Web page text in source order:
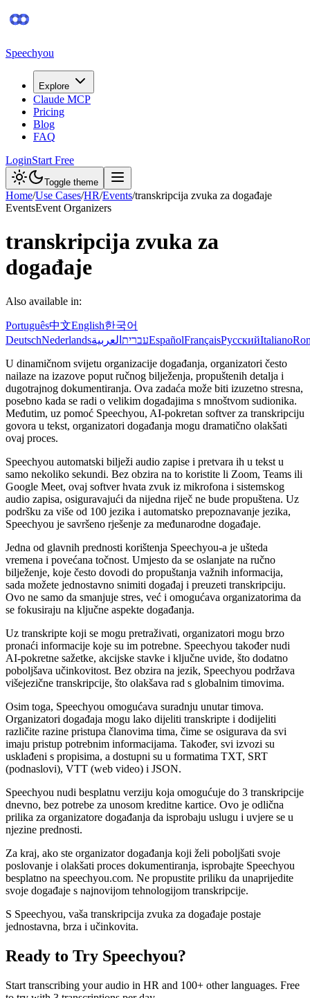
Speechyou
Explore
Claude MCP
Pricing
Blog
FAQ
LoginStart Free
Toggle theme
Home/Use Cases/HR/Events/transkripcija zvuka za događaje
EventsEvent Organizers
transkripcija zvuka za
događaje
Also available in:
Português中文English한국어
DeutschNederlands עברית العربية EspañolFrançaisРусскийItaliano
U dinamičnom svijetu organizacije događanja, organizatori često
nailaze na izazove poput ručnog bilježenja, propuštenih detalja i
dugotrajnog dokumentiranja. Ova zadaća može biti izuzetno stresna,
posebno kada se radi o velikim događajima s mnoštvom sudionika.
Međutim, uz pomoć Speechyou, AI-pokretan softver za transkripciju
govora u tekst, organizatori događanja mogu dramatično olakšati
ovaj proces.
Speechyou automatski bilježi audio zapise i pretvara ih u tekst u
samo nekoliko sekundi. Bez obzira na to koristite li Zoom, Teams ili
Google Meet, ovaj softver hvata zvuk iz mikrofona i sistemskog
audio zapisa, osiguravajući da nijedna riječ ne bude propuštena. Uz
podršku za više od 100 jezika i automatsko prepoznavanje jezika,
Speechyou je savršeno rješenje za međunarodne događaje.
Jedna od glavnih prednosti korištenja Speechyou-a je ušteda
vremena i povećana točnost. Umjesto da se oslanjate na ručno
bilježenje, koje često dovodi do propuštanja važnih informacija,
sada možete jednostavno snimiti događaj i preuzeti transkripciju.
Ovo ne samo da smanjuje stres, već i omogućava organizatorima da
se fokusiraju na ključne aspekte događanja.
Uz transkripte koji se mogu pretraživati, organizatori mogu brzo
pronaći informacije koje su im potrebne. Speechyou također nudi
AI-pokretne sažetke, akcijske stavke i ključne uvide, što dodatno
poboljšava učinkovitost. Bez obzira na jezik, Speechyou podržava
višejezične transkripcije, što olakšava rad s globalnim timovima.
Osim toga, Speechyou omogućava suradnju unutar timova.
Organizatori događaja mogu lako dijeliti transkripte i dodijeliti
različite razine pristupa članovima tima, čime se osigurava da svi
imaju pristup potrebnim informacijama. Također, svi izvozi su
usklađeni s propisima, a dostupni su u formatima TXT, SRT
(podnaslovi), VTT (web video) i JSON.
Speechyou nudi besplatnu verziju koja omogućuje do 3 transkripcije
dnevno, bez potrebe za unosom kreditne kartice. Ovo je odlična
prilika za organizatore događanja da isprobaju uslugu i uvjere se u
njezine prednosti.
Za kraj, ako ste organizator događanja koji želi poboljšati svoje
poslovanje i olakšati proces dokumentiranja, isprobajte Speechyou
besplatno na speechyou.com. Ne propustite priliku da unaprijedite
svoje događaje s najnovijom tehnologijom transkripcije.
S Speechyou, vaša transkripcija zvuka za događaje postaje
jednostavna, brza i učinkovita.
Ready to Try Speechyou?
Start transcribing your audio in HR and 100+ other languages. Free